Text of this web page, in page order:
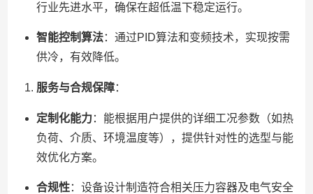
行业先进水平，确保在超低温下稳定运行。
智能控制算法：通过PID算法和变频技术，实现按需
供冷，有效降低。
服务与合规保障：
定制化能力：能根据用户提供的详细工况参数（如热
负荷、介质、环境温度等），提供针对性的选型与能
效优化方案。
合规性：设备设计制造符合相关压力容器及电气安全